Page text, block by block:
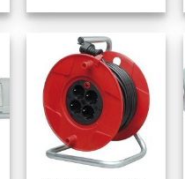
Dodaj
na
listu
želja